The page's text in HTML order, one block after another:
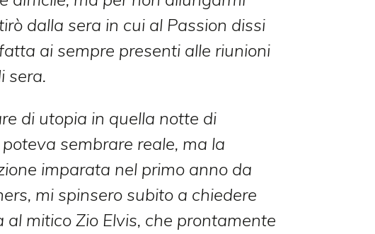
Ranbir 2014
Maratonina di Crema
2014
Pozzuolo Christmas
2014
10km delle Stelle 2015
Cena di Natale 2015
Half Maratona
Cremona 2016
Firenze Marathon
2016
dalla sera in cui al Passion dissi
ai sempre presenti alle riunioni
sera.
di utopia in quella notte di
sembrare reale, ma la
imparata nel primo anno da
mi spinsero subito a chiedere
al mitico Zio Elvis, che prontamente